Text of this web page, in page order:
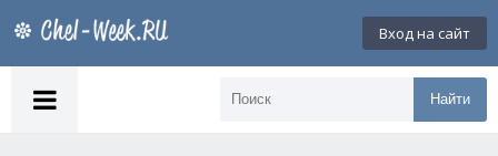
Вход на сайт
Найти